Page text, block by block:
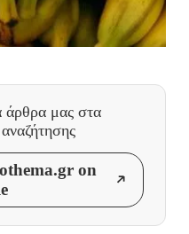
άρθρα μας στα
on